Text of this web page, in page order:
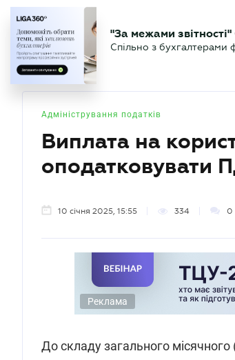
БУХГАЛТЕР Новини
"За межами звітності"
Спільно з бухгалтерами
Адміністрування податків
Виплата на
оподатковувати
10 січня 2025, 15:55 334 0
Реклама
До складу загального